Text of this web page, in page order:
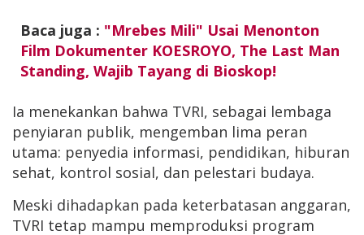
Baca juga : "Mrebes Mili" Usai Menonton
Film Dokumenter KOESROYO, The Last Man
Standing, Wajib Tayang di Bioskop!
Ia menekankan bahwa TVRI, sebagai lembaga
penyiaran publik, mengemban lima peran
utama: penyedia informasi, pendidikan, hiburan
sehat, kontrol sosial, dan pelestari budaya.
Meski dihadapkan pada keterbatasan anggaran,
TVRI tetap mampu memproduksi program